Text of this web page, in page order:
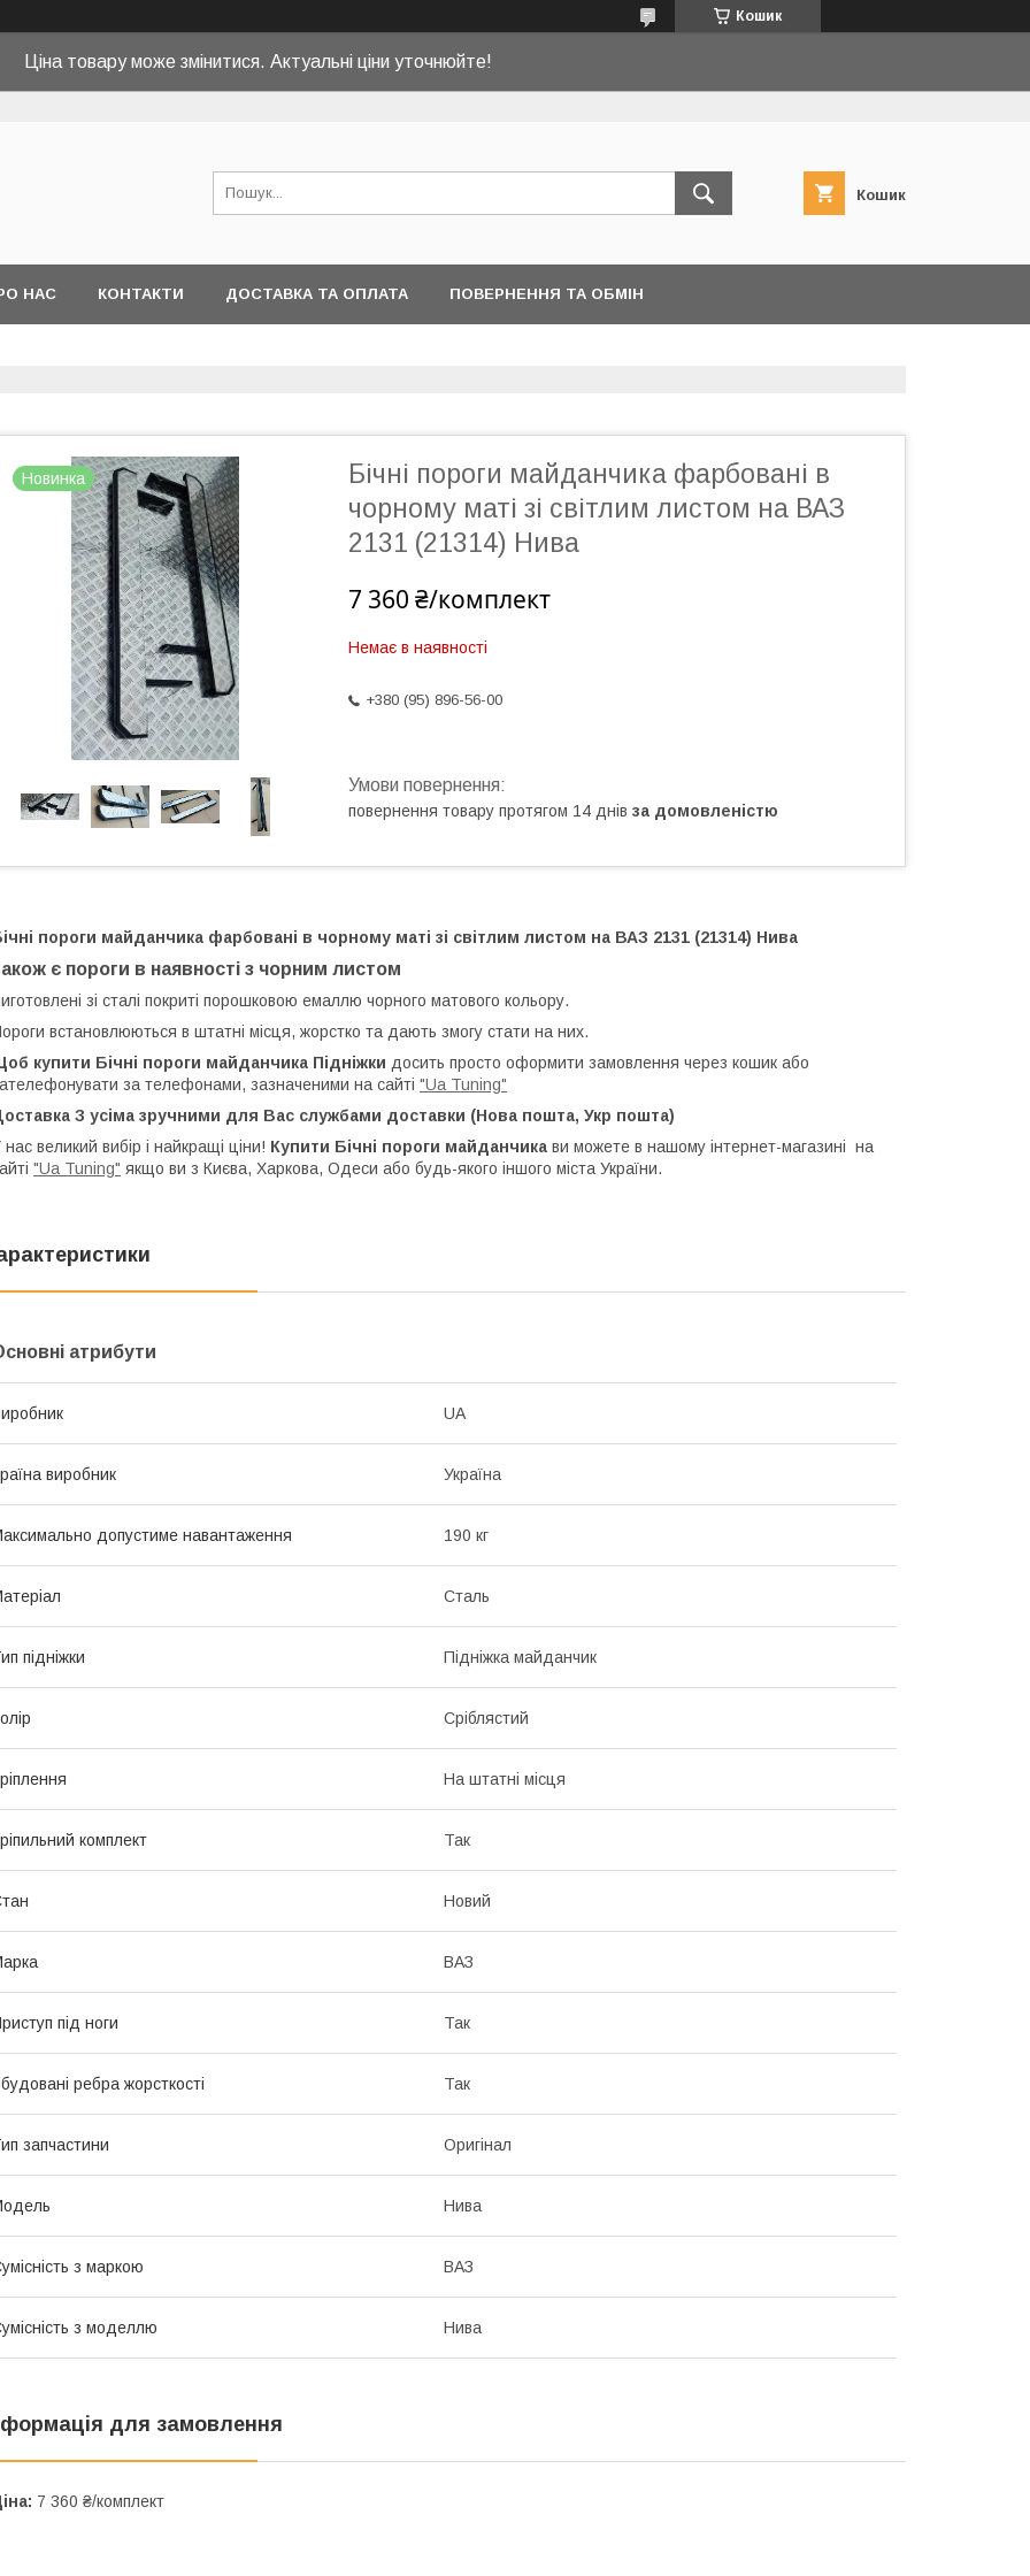
Кошик
Ціна товару може змінитися. Актуальні ціни уточнюйте!
Кошик
НАС КОНТАКТИ ДОСТАВКА ТА ОПЛАТА ПОВЕРНЕННЯ ТА ОБМІН
Новинка
Бічні пороги майданчика фарбовані в
чорному маті зі світлим листом на ВАЗ
2131 (21314) Нива
7 360 ₴/комплект
Немає в наявності
+380 (95) 896-56-00
повернення товару протягом 14 днів за домовленістю
пороги майданчика фарбовані в чорному маті зі світлим листом на ВАЗ 2131 (21314) Нива
є пороги в наявності з чорним листом
зі сталі покриті порошковою емаллю чорного матового кольору.
встановлюються в штатні місця, жорстко та дають змогу стати на них.
купити Бічні пороги майданчика Підніжки досить просто оформити замовлення через кошик або
за телефонами, зазначеними на сайті "Ua Tuning"
З усіма зручними для Вас службами доставки (Нова пошта, Укр пошта)
нас великий вибір і найкращі ціни! Купити Бічні пороги майданчика ви можете в нашому інтернет-магазині на
"Ua Tuning" якщо ви з Києва, Харкова, Одеси або будь-якого іншого міста України.
атрибути
UA
виробник Україна
допустиме навантаження 190 кг
Сталь
підніжки Підніжка майданчик
Сріблястий
На штатні місця
комплект Так
Новий
ВАЗ
під ноги Так
ребра жорсткості Так
запчастини Оригінал
Нива
з маркою ВАЗ
з моделлю Нива
для замовлення
7 360 ₴/комплект